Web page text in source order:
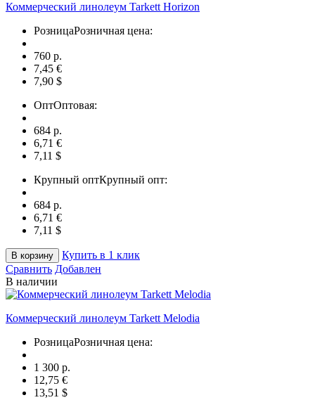
Коммерческий линолеум Tarkett Horizon
РозницаРозничная цена:
760 p.
7,45 €
7,90 $
ОптОптовая:
684 p.
6,71 €
7,11 $
Крупный оптКрупный опт:
684 p.
6,71 €
7,11 $
В корзину
Купить в 1 клик
Сравнить Добавлен
В наличии
Коммерческий линолеум Tarkett Melodia
РозницаРозничная цена:
1 300 p.
12,75 €
13,51 $